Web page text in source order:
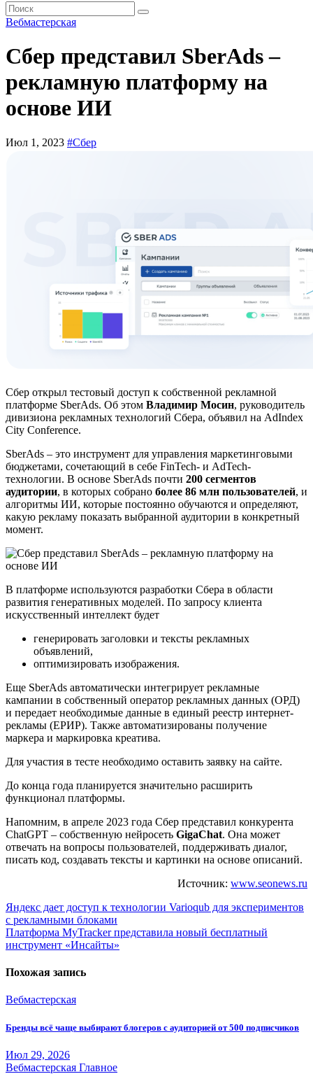
Вебмастерская
Сбер представил SberAds –
рекламную платформу на
основе ИИ
Июл 1, 2023 #Сбер
Сбер открыл тестовый доступ к собственной рекламной
платформе SberAds. Об этом Владимир Мосин, руководитель
дивизиона рекламных технологий Сбера, объявил на AdIndex
City Conference.
SberAds – это инструмент для управления маркетинговыми
бюджетами, сочетающий в себе FinTech- и AdTech-
технологии. В основе SberAds почти 200 сегментов
аудитории, в которых собрано более 86 млн пользователей, и
алгоритмы ИИ, которые постоянно обучаются и определяют,
какую рекламу показать выбранной аудитории в конкретный
момент.
В платформе используются разработки Сбера в области
развития генеративных моделей. По запросу клиента
искусственный интеллект будет
генерировать заголовки и тексты рекламных
объявлений,
оптимизировать изображения.
Еще SberAds автоматически интегрирует рекламные
кампании в собственный оператор рекламных данных (ОРД)
и передает необходимые данные в единый реестр интернет-
рекламы (ЕРИР). Также автоматизированы получение
маркера и маркировка креатива.
Для участия в тесте необходимо оставить заявку на сайте.
До конца года планируется значительно расширить
функционал платформы.
Напомним, в апреле 2023 года Сбер представил конкурента
ChatGPT – собственную нейросеть GigaChat. Она может
отвечать на вопросы пользователей, поддерживать диалог,
писать код, создавать тексты и картинки на основе описаний.
Источник: www.seonews.ru
Навигация
по
записям
Яндекс дает доступ к технологии Varioqub для экспериментов
с рекламными блоками
Платформа MyTracker представила новый бесплатный
инструмент «Инсайты»
Похожая запись
Вебмастерская
Бренды всё чаще выбирают блогеров с аудиторией от 500 подписчиков
Июл 29, 2026
Вебмастерская Главное